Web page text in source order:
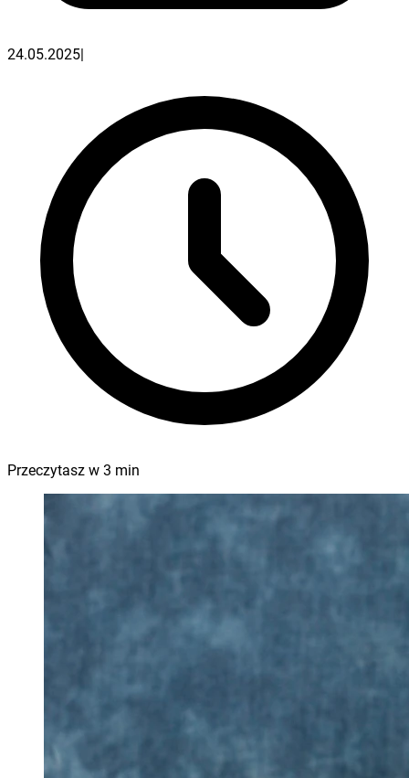
24.05.2025
Przeczytasz w 3 min